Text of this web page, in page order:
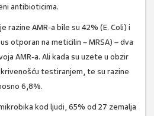
antibioticima.
razine AMR-a bile su 42% (E. Coli) i
otporan na meticilin – MRSA) – dva
AMR-a. Ali kada su uzete u obzir
testiranjem, te su razine
6,8%.
kod ljudi, 65% od 27 zemalja